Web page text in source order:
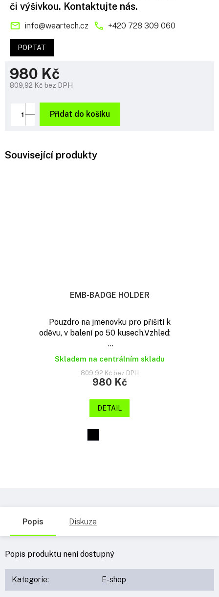
980 Kč
809,92 Kč bez DPH
cena:
Přidat do košíku
či výšivkou. Kontaktujte nás.
info@weartech.cz +420 728 309 060
POPTAT
Související produkty
EMB-BADGE HOLDER
Pouzdro na jmenovku pro přišití k
oděvu, v balení po 50 kusech.Vzhled:
...
Skladem na centrálním skladu
809,92 Kč bez DPH
980 Kč
DETAIL
Popis Diskuze
Popis produktu není dostupný
Kategorie: E-shop